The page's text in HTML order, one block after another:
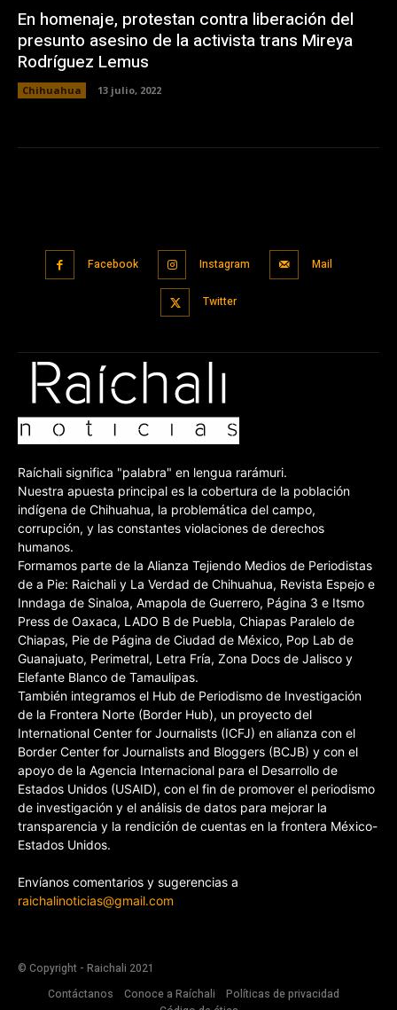
En homenaje, protestan contra liberación del
presunto asesino de la activista trans Mireya
Rodríguez Lemus
Chihuahua 13 julio, 2022
Facebook Instagram Mail
Twitter
Raíchali significa "palabra" en lengua rarámuri.
Nuestra apuesta principal es la cobertura de la población
indígena de Chihuahua, la problemática del campo,
corrupción, y las constantes violaciones de derechos
humanos.
Formamos parte de la Alianza Tejiendo Medios de Periodistas
de a Pie: Raichali y La Verdad de Chihuahua, Revista Espejo e
Inndaga de Sinaloa, Amapola de Guerrero, Página 3 e Itsmo
Press de Oaxaca, LADO B de Puebla, Chiapas Paralelo de
Chiapas, Pie de Página de Ciudad de México, Pop Lab de
Guanajuato, Perimetral, Letra Fría, Zona Docs de Jalisco y
Elefante Blanco de Tamaulipas.
También integramos el Hub de Periodismo de Investigación
de la Frontera Norte (Border Hub), un proyecto del
International Center for Journalists (ICFJ) en alianza con el
Border Center for Journalists and Bloggers (BCJB) y con el
apoyo de la Agencia Internacional para el Desarrollo de
Estados Unidos (USAID), con el fin de promover el periodismo
de investigación y el análisis de datos para mejorar la
transparencia y la rendición de cuentas en la frontera México-
Estados Unidos.
Envíanos comentarios y sugerencias a
raichalinoticias@gmail.com
© Copyright - Raichali 2021
Contáctanos
Conoce a Raíchali
Políticas de privacidad